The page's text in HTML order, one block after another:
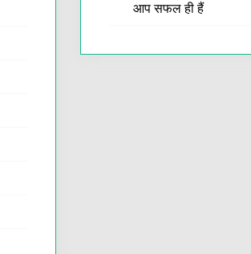
आप सफल ही हैं